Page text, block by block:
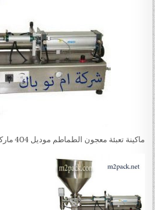
ماكينة تعبئة معجون الطماطم موديل 404 ماركة ام تو باك